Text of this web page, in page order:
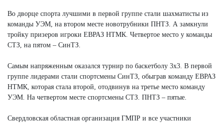
Во дворце спорта лучшими в первой группе стали шахматисты из
команды УЭМ, на втором месте новотрубники ПНТЗ. А замкнули
тройку призеров игроки ЕВРАЗ НТМК. Четвертое место у команды
СТЗ, на пятом – СинТЗ.
Самым напряженным оказался турнир по баскетболу 3х3. В первой
группе лидерами стали спортсмены СинТЗ, обыграв команду ЕВРАЗ
НТМК, которая стала второй, отодвинув на третье место команду
УЭМ. На четвертом месте спортсмены СТЗ. ПНТЗ – пятые.
Свердловская областная организация ГМПР и все участники